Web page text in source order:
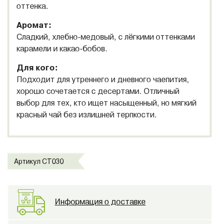
оттенка.
Аромат:
Сладкий, хлебно-медовый, с лёгкими оттенками
карамели и какао-бобов.
Для кого:
Подходит для утреннего и дневного чаепития,
хорошо сочетается с десертами. Отличный
выбор для тех, кто ищет насыщенный, но мягкий
красный чай без излишней терпкости.
Артикул CT030
Информация о доставке